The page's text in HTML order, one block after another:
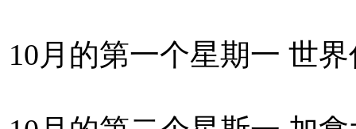
10月的第一个星期一 世